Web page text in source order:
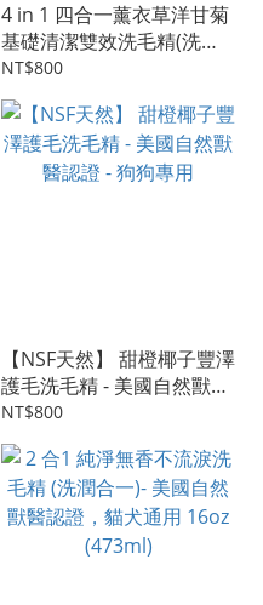
4 in 1 四合一薰衣草洋甘菊
基礎清潔雙效洗毛精(洗潤
合一) - 狗狗專用
NT$800
【NSF天然】 甜橙椰子豐澤
護毛洗毛精 - 美國自然獸醫
認證 - 狗狗專用
NT$800